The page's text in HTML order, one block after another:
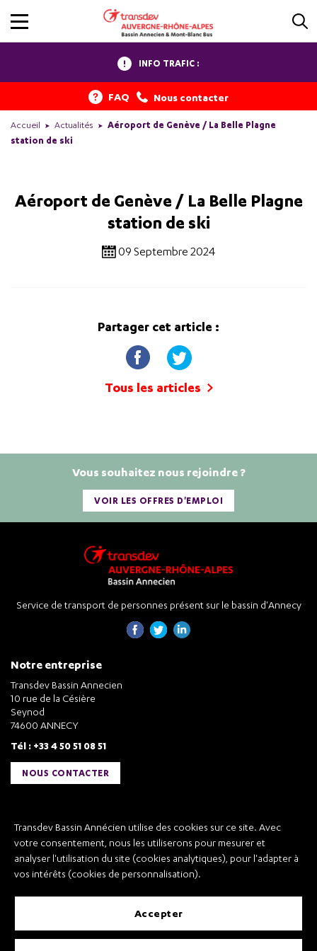
Transdev Bassin Annécien utilise des cookies sur ce site. Avec
votre consentement, nous les utiliserons pour mesurer et
analyser l'utilisation du site (cookies analytiques), pour l'adapter à
vos intérêts (cookies de personnalisation).
accepter
INFO TRAFIC :
FAQ Nous contacter
Accueil Actualités
Aéroport de Genève / La Belle Plagne
station de ski
Aéroport de Genève / La Belle Plagne
station de ski
09 Septembre 2024
Partager cet article :
Tous les articles
Vous souhaitez nous rejoindre ?
VOIR LES OFFRES D'EMPLOI
Service de transport de personnes présent sur le bassin d'Annecy
Notre entreprise
Transdev Bassin Annecien
10 rue de la Césière
Seynod
74600 ANNECY
Tél : +33 4 50 51 08 51
NOUS CONTACTER
Transdev Bassin Annécien
Recrutement